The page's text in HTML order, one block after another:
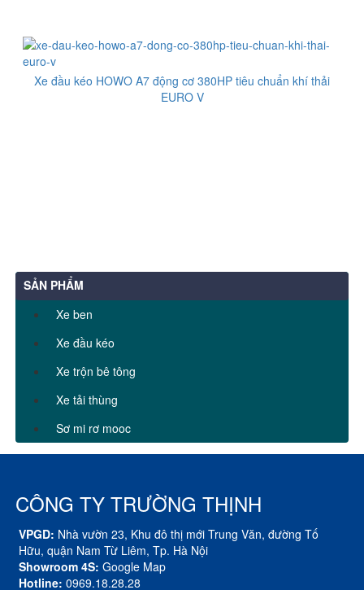
Xe đầu kéo HOWO A7 động cơ 380HP tiêu chuẩn khí thải
EURO V
SẢN PHẨM
Xe ben
Xe đầu kéo
Xe trộn bê tông
Xe tải thùng
Sơ mi rơ mooc
CÔNG TY TRƯỜNG THỊNH
VPGD: Nhà vườn 23, Khu đô thị mới Trung Văn, đường Tố
Hữu, quận Nam Từ Liêm, Tp. Hà Nội
Showroom 4S: Google Map
Hotline: 0969.18.28.28